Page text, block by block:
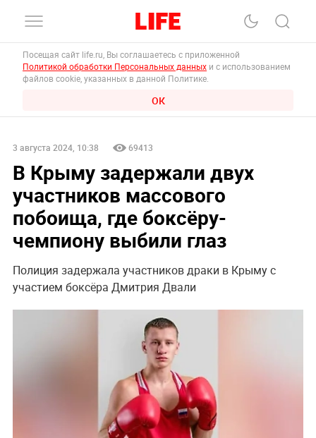
Посещая сайт life.ru, Вы соглашаетесь с приложенной
Политикой обработки Персональных данных и с использованием
файлов cookie, указанных в данной Политике.
ОК
3 августа 2024, 10:38 69413
В Крыму задержали двух
участников массового
побоища, где боксёру-
чемпиону выбили глаз
Полиция задержала участников драки в Крыму с
участием боксёра Дмитрия Двали